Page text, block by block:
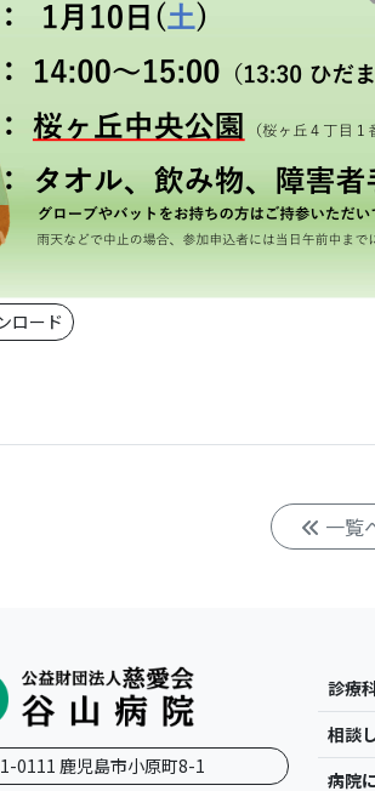
ロード
一覧
0111 鹿児島市小原町8-1
診療
相談
病院